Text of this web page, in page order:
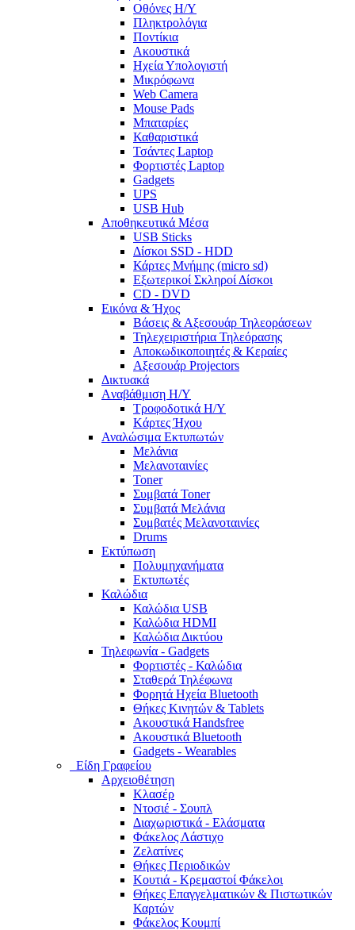
Οθόνες Η/Υ
Πληκτρολόγια
Ποντίκια
Ακουστικά
Ηχεία Υπολογιστή
Μικρόφωνα
Web Camera
Mouse Pads
Μπαταρίες
Καθαριστικά
Τσάντες Laptop
Φορτιστές Laptop
Gadgets
UPS
USB Hub
Αποθηκευτικά Μέσα
USB Sticks
Δίσκοι SSD - HDD
Κάρτες Μνήμης (micro sd)
Εξωτερικοί Σκληροί Δίσκοι
CD - DVD
Εικόνα & Ήχος
Βάσεις & Αξεσουάρ Τηλεοράσεων
Τηλεχειριστήρια Τηλεόρασης
Αποκωδικοποιητές & Κεραίες
Αξεσουάρ Projectors
Δικτυακά
Aναβάθμιση Η/Υ
Τροφοδοτικά Η/Υ
Kάρτες Ήχου
Αναλώσιμα Εκτυπωτών
Μελάνια
Μελανοταινίες
Toner
Συμβατά Toner
Συμβατά Μελάνια
Συμβατές Μελανοταινίες
Drums
Εκτύπωση
Πολυμηχανήματα
Εκτυπωτές
Καλώδια
Καλώδια USB
Καλώδια HDMI
Καλώδια Δικτύου
Τηλεφωνία - Gadgets
Φορτιστές - Καλώδια
Σταθερά Τηλέφωνα
Φορητά Ηχεία Bluetooth
Θήκες Κινητών & Tablets
Ακουστικά Handsfree
Ακουστικά Bluetooth
Gadgets - Wearables
Είδη Γραφείου
Αρχειοθέτηση
Κλασέρ
Ντοσιέ - Σουπλ
Διαχωριστικά - Ελάσματα
Φάκελος Λάστιχο
Ζελατίνες
Θήκες Περιοδικών
Κουτιά - Κρεμαστοί Φάκελοι
Θήκες Επαγγελματικών & Πιστωτικών
Καρτών
Φάκελος Κουμπί